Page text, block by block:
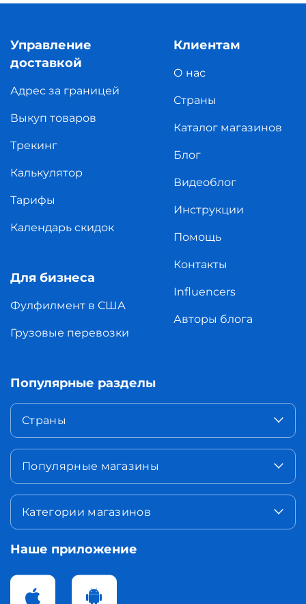
Управление
доставкой
Адрес за границей
Выкуп товаров
Трекинг
Калькулятор
Тарифы
Календарь скидок
Для бизнеса
Фулфилмент в США
Грузовые перевозки
Клиентам
О нас
Страны
Каталог магазинов
Блог
Видеоблог
Инструкции
Помощь
Контакты
Influencers
Авторы блога
Популярные разделы
Страны
Популярные магазины
Категории магазинов
Наше приложение